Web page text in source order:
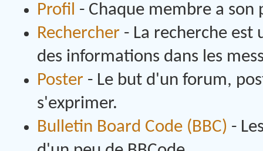
Profil - Chaque membre a
Rechercher- La recherche est
des informations dans les
Poster- Le but d'un forum,
s'exprimer.
Bulletin Board Code (BBC) -